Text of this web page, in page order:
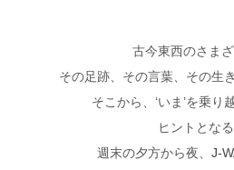
古今東西のさま
その足跡、その言葉、その生
そこから、‘いま’を乗
ヒントとな
週末の夕方から夜、 J-